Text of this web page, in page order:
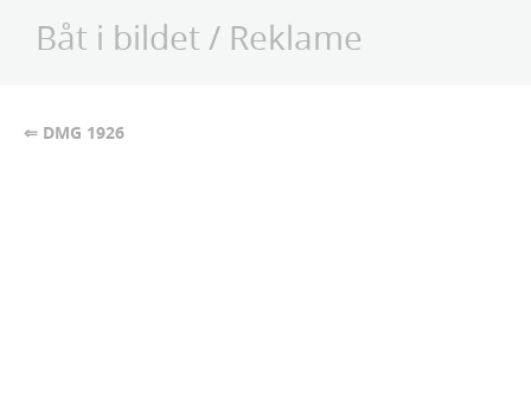
Båt i bildet / Reklame
⇐ DMG 1926